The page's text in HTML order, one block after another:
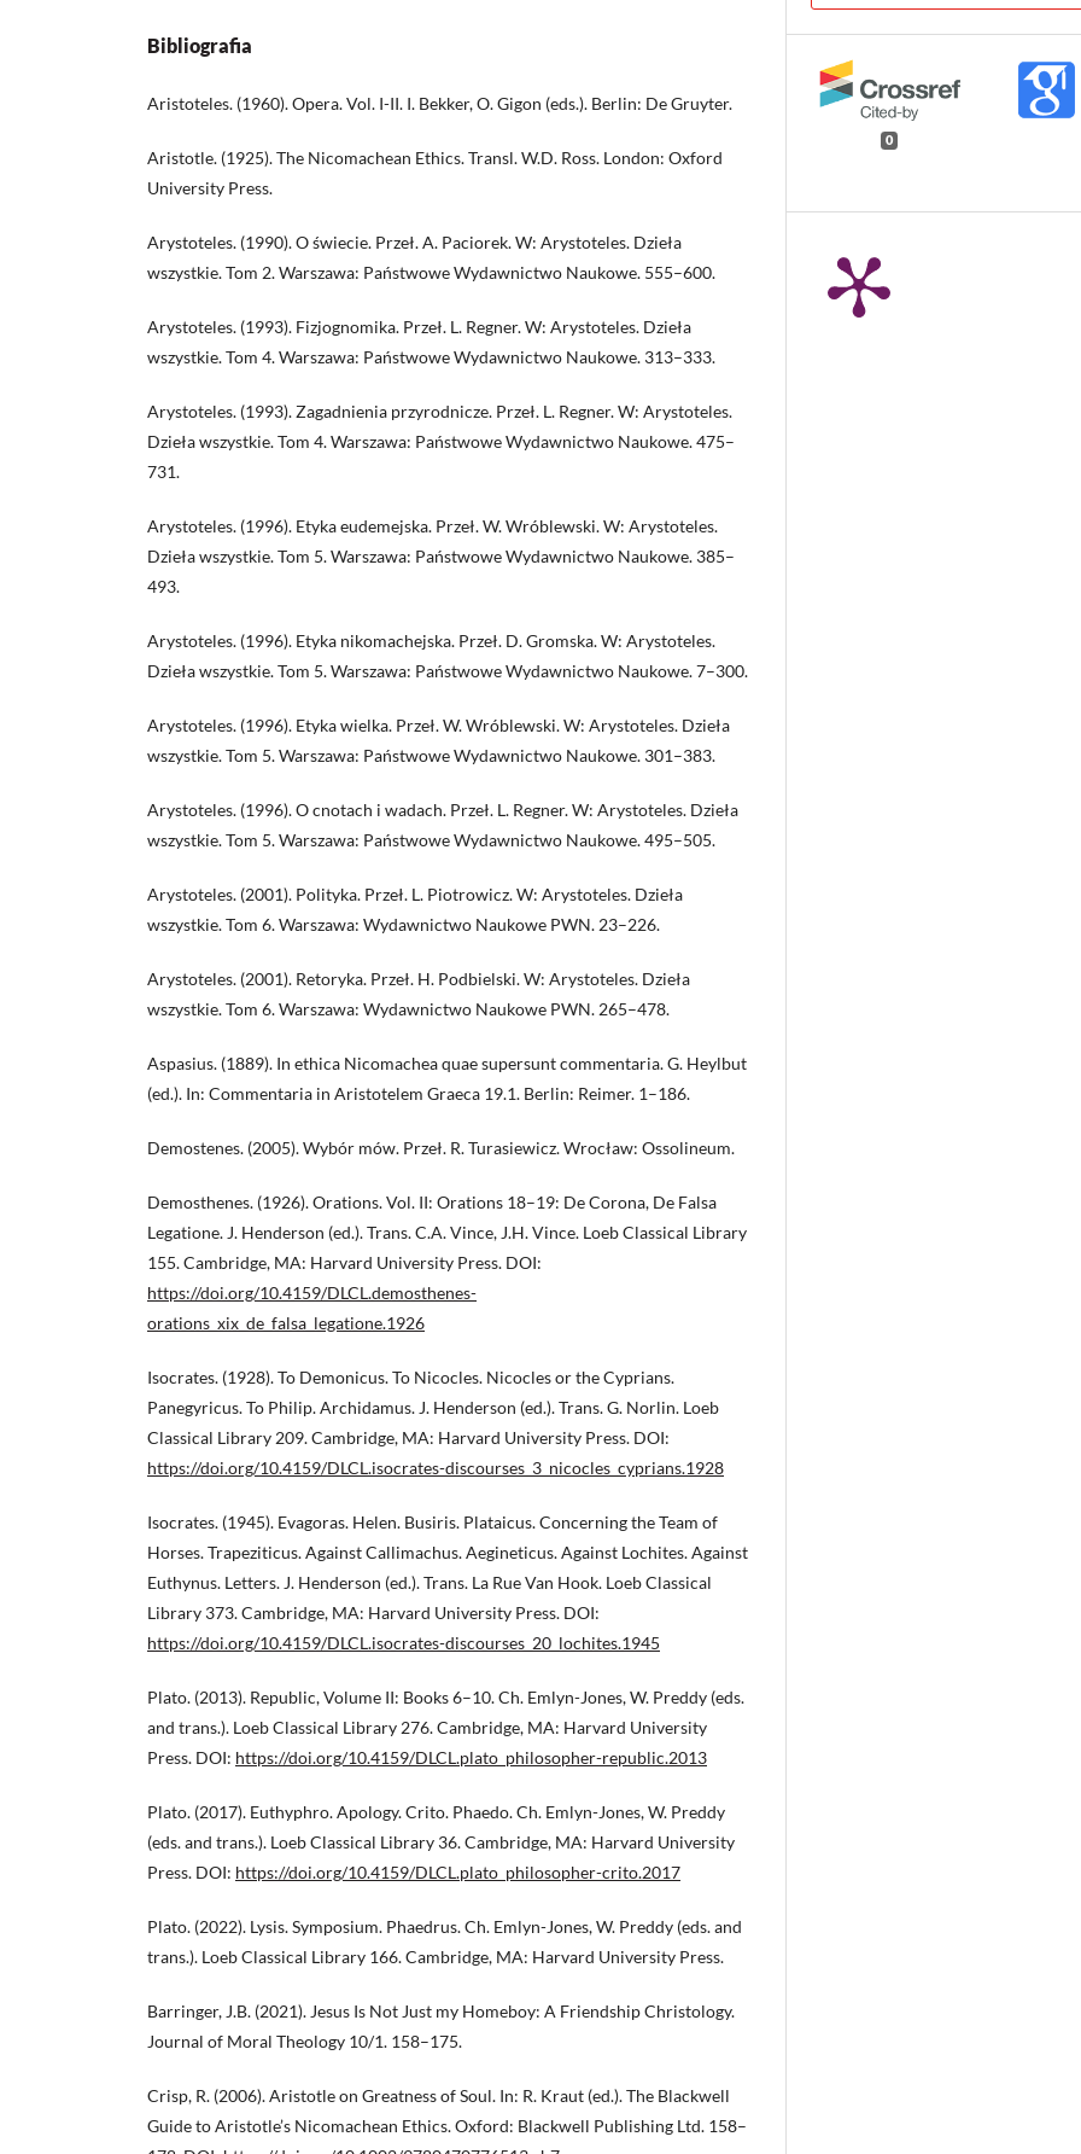
Bibliografia
Aristoteles. (1960). Opera. Vol. I-II. I. Bekker, O. Gigon (eds.). Berlin: De Gruyter.
Aristotle. (1925). The Nicomachean Ethics. Transl. W.D. Ross. London: Oxford
University Press.
Arystoteles. (1990). O świecie. Przeł. A. Paciorek. W: Arystoteles. Dzieła
wszystkie. Tom 2. Warszawa: Państwowe Wydawnictwo Naukowe. 555–600.
Arystoteles. (1993). Fizjognomika. Przeł. L. Regner. W: Arystoteles. Dzieła
wszystkie. Tom 4. Warszawa: Państwowe Wydawnictwo Naukowe. 313–333.
Arystoteles. (1993). Zagadnienia przyrodnicze. Przeł. L. Regner. W: Arystoteles.
Dzieła wszystkie. Tom 4. Warszawa: Państwowe Wydawnictwo Naukowe. 475–
731.
Arystoteles. (1996). Etyka eudemejska. Przeł. W. Wróblewski. W: Arystoteles.
Dzieła wszystkie. Tom 5. Warszawa: Państwowe Wydawnictwo Naukowe. 385–
493.
Arystoteles. (1996). Etyka nikomachejska. Przeł. D. Gromska. W: Arystoteles.
Dzieła wszystkie. Tom 5. Warszawa: Państwowe Wydawnictwo Naukowe. 7–300.
Arystoteles. (1996). Etyka wielka. Przeł. W. Wróblewski. W: Arystoteles. Dzieła
wszystkie. Tom 5. Warszawa: Państwowe Wydawnictwo Naukowe. 301–383.
Arystoteles. (1996). O cnotach i wadach. Przeł. L. Regner. W: Arystoteles. Dzieła
wszystkie. Tom 5. Warszawa: Państwowe Wydawnictwo Naukowe. 495–505.
Arystoteles. (2001). Polityka. Przeł. L. Piotrowicz. W: Arystoteles. Dzieła
wszystkie. Tom 6. Warszawa: Wydawnictwo Naukowe PWN. 23–226.
Arystoteles. (2001). Retoryka. Przeł. H. Podbielski. W: Arystoteles. Dzieła
wszystkie. Tom 6. Warszawa: Wydawnictwo Naukowe PWN. 265–478.
Aspasius. (1889). In ethica Nicomachea quae supersunt commentaria. G. Heylbut
(ed.). In: Commentaria in Aristotelem Graeca 19.1. Berlin: Reimer. 1–186.
Demostenes. (2005). Wybór mów. Przeł. R. Turasiewicz. Wrocław: Ossolineum.
Demosthenes. (1926). Orations. Vol. II: Orations 18–19: De Corona, De Falsa
Legatione. J. Henderson (ed.). Trans. C.A. Vince, J.H. Vince. Loeb Classical Library
155. Cambridge, MA: Harvard University Press. DOI:
https://doi.org/10.4159/DLCL.demosthenes-
orations_xix_de_falsa_legatione.1926
Isocrates. (1928). To Demonicus. To Nicocles. Nicocles or the Cyprians.
Panegyricus. To Philip. Archidamus. J. Henderson (ed.). Trans. G. Norlin. Loeb
Classical Library 209. Cambridge, MA: Harvard University Press. DOI:
https://doi.org/10.4159/DLCL.isocrates-discourses_3_nicocles_cyprians.1928
Isocrates. (1945). Evagoras. Helen. Busiris. Plataicus. Concerning the Team of
Horses. Trapeziticus. Against Callimachus. Aegineticus. Against Lochites. Against
Euthynus. Letters. J. Henderson (ed.). Trans. La Rue Van Hook. Loeb Classical
Library 373. Cambridge, MA: Harvard University Press. DOI:
https://doi.org/10.4159/DLCL.isocrates-discourses_20_lochites.1945
Plato. (2013). Republic, Volume II: Books 6–10. Ch. Emlyn-Jones, W. Preddy (eds.
and trans.). Loeb Classical Library 276. Cambridge, MA: Harvard University
Press. DOI: https://doi.org/10.4159/DLCL.plato_philosopher-republic.2013
Plato. (2017). Euthyphro. Apology. Crito. Phaedo. Ch. Emlyn-Jones, W. Preddy
(eds. and trans.). Loeb Classical Library 36. Cambridge, MA: Harvard University
Press. DOI: https://doi.org/10.4159/DLCL.plato_philosopher-crito.2017
Plato. (2022). Lysis. Symposium. Phaedrus. Ch. Emlyn-Jones, W. Preddy (eds. and
trans.). Loeb Classical Library 166. Cambridge, MA: Harvard University Press.
Barringer, J.B. (2021). Jesus Is Not Just my Homeboy: A Friendship Christology.
Journal of Moral Theology 10/1. 158–175.
Crisp, R. (2006). Aristotle on Greatness of Soul. In: R. Kraut (ed.). The Blackwell
Guide to Aristotle’s Nicomachean Ethics. Oxford: Blackwell Publishing Ltd. 158–
0